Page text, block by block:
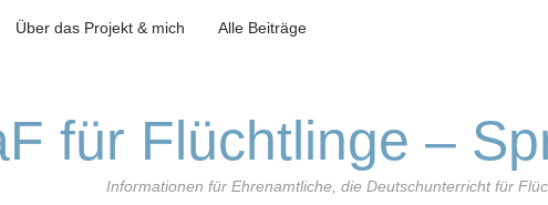
Über das Projekt & mich
Alle Beiträge
für Flüchtlinge –
Informationen für Ehrenamtliche, die Deutschunterricht für